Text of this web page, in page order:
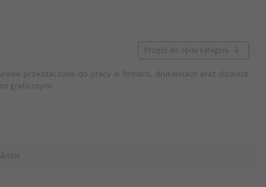
Przejdź do opisu kategorii
przeznaczone do pracy w firmach, drukarniach oraz działach
graficznymi.